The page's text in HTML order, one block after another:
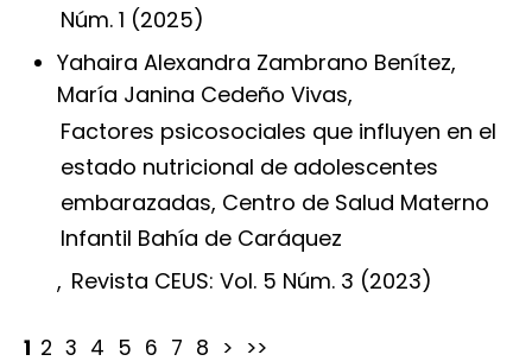
Núm. 1 (2025)
Yahaira Alexandra Zambrano Benítez,
María Janina Cedeño Vivas,
Factores psicosociales que influyen en el
estado nutricional de adolescentes
embarazadas, Centro de Salud Materno
Infantil Bahía de Caráquez
, Revista CEUS: Vol. 5 Núm. 3 (2023)
1 2 3 4 5 6 7 8 > >>